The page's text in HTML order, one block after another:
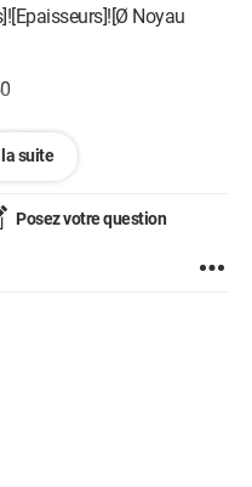
Noyau
alors que le format est
afficher en mm avec 2
décimales, juste les
suite
Posez votre question